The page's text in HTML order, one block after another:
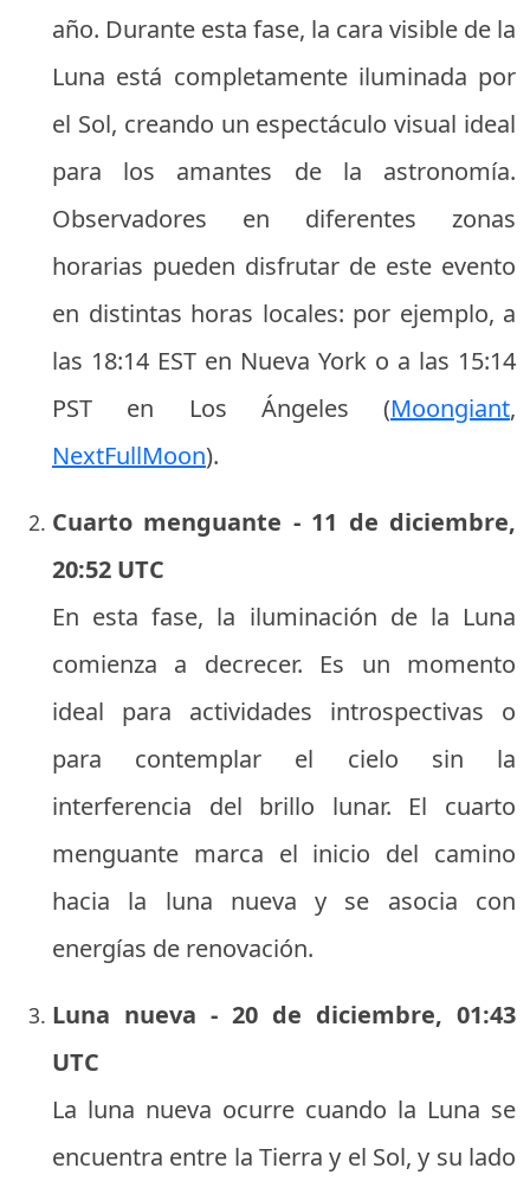
año. Durante esta fase, la cara visible de la
Luna está completamente iluminada por
el Sol, creando un espectáculo visual ideal
para los amantes de la astronomía.
Observadores en diferentes zonas
horarias pueden disfrutar de este evento
en distintas horas locales: por ejemplo, a
las 18:14 EST en Nueva York o a las 15:14
PST en Los Ángeles (Moongiant,
NextFullMoon).
Cuarto menguante - 11 de diciembre,
20:52 UTC
En esta fase, la iluminación de la Luna
comienza a decrecer. Es un momento
ideal para actividades introspectivas o
para contemplar el cielo sin la
interferencia del brillo lunar. El cuarto
menguante marca el inicio del camino
hacia la luna nueva y se asocia con
energías de renovación.
Luna nueva - 20 de diciembre, 01:43
UTC
La luna nueva ocurre cuando la Luna se
encuentra entre la Tierra y el Sol, y su lado